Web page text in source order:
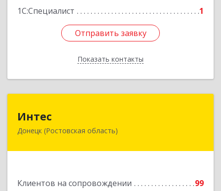
1С:Специалист
1
Отправить заявку
Показать контакты
Отправить заявку
Назад
Интес
Донецк (Ростовская область)
Клиентов на сопровождении
99
346330, Ростовская обл, Донецк г, 60-й кв-л,